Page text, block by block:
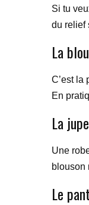
Si tu
du relief
La
C’est la
En
La
Une
blouson
Le